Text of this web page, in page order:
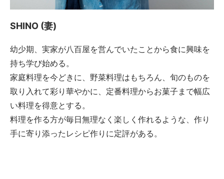
SHINO (妻)
幼少期、実家が八百屋を営んでいたことから食に興味を
持ち学び始める。
家庭料理を今どきに、野菜料理はもちろん、旬のものを
取り入れて彩り華やかに、定番料理からお菓子まで幅広
い料理を得意とする。
料理を作る方が毎日無理なく楽しく作れるような、作り
手に寄り添ったレシピ作りに定評がある。